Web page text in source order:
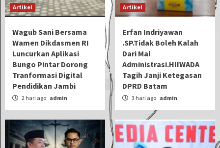
Artikel
Wagub Sani Bersama
Wamen Dikdasmen RI
Luncurkan Aplikasi
Bungo Pintar Dorong
Tranformasi Digital
Pendidikan Jambi
2 hari ago admin
Artikel
Erfan Indriyawan
.SP.Tidak Boleh Kalah
Dari Mal
Administrasi.HIIWADA
Tagih Janji Ketegasan
DPRD Batam
3 hari ago admin